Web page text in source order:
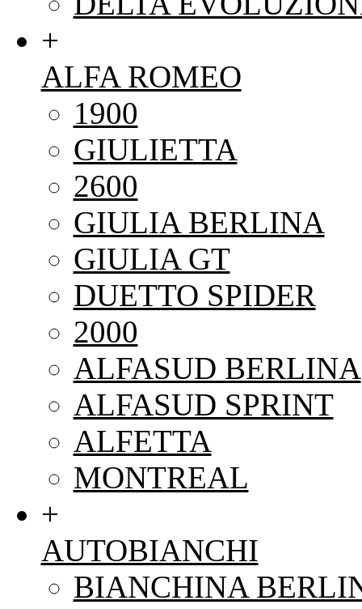
+
ALFA ROMEO
1900
GIULIETTA
2600
GIULIA BERLINA
GIULIA GT
DUETTO SPIDER
2000
ALFASUD BERLINA
ALFASUD SPRINT
ALFETTA
MONTREAL
+
AUTOBIANCHI
BIANCHINA